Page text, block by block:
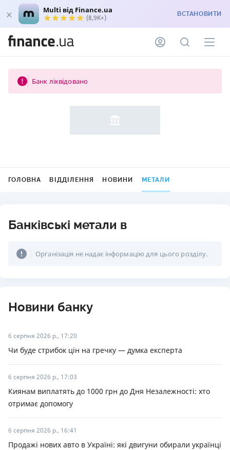
Multi від Finance.ua
(8,9K+) ВСТАНОВИТИ
Банк ліквідовано
ГОЛОВНА ВІДДІЛЕННЯ НОВИНИ МЕТАЛИ
Банківські метали в
Організація не надає інформацію для цього розділу.
Новини банку
6 серпня 2026 р., 17:20
Чи буде стрибок цін на гречку — думка експерта
6 серпня 2026 р., 17:03
Киянам виплатять до 1000 грн до Дня Незалежності: хто
отримає допомогу
6 серпня 2026 р., 16:41
Продажі нових авто в Україні: які двигуни обирали українці